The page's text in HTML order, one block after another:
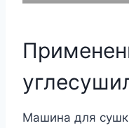
Машина для